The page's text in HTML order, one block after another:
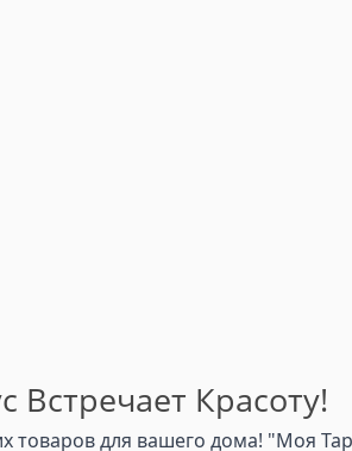
Встречает Красоту!
для вашего дома! "Моя